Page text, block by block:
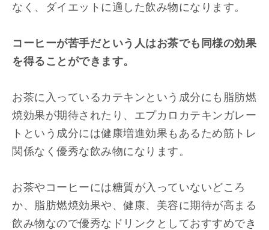
なく、ダイエットに適した飲み物になります。
コーヒーが苦手だという人はお茶でも同様の効果
を得ることができます。
お茶に入っているカテキンという成分にも脂肪燃
焼効果が期待されたり、エプカロカテキンガレー
トという成分には健康増進効果もあるため筋トレ
関係なく優秀な飲み物になります。
お茶やコーヒーには糖質が入っていないどころ
か、脂肪燃焼効果や、健康、美容に期待が高まる
飲み物なので優秀なドリンクとしておすすめでき